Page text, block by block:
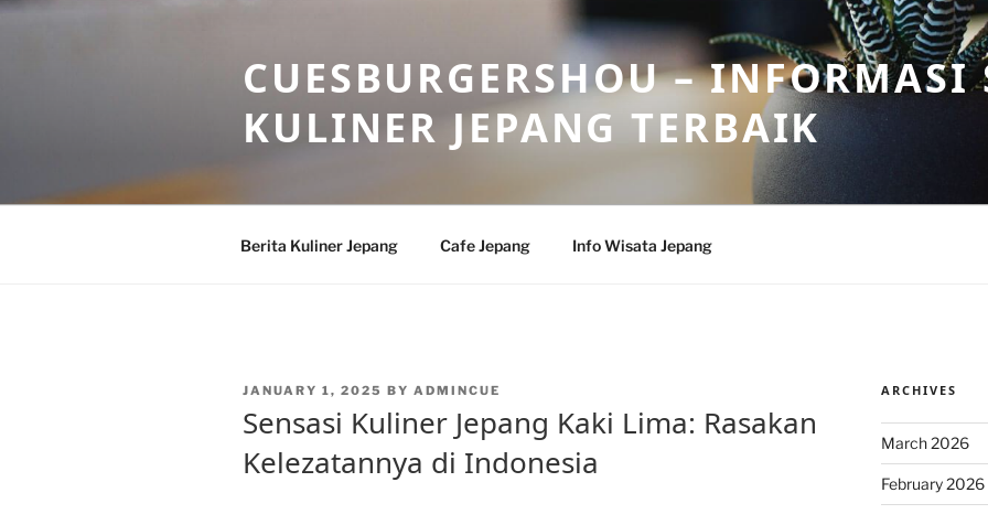
Skip
CUESBURGERSHOU – INFORMASI
KULINER JEPANG TERBAIK
Berita Kuliner Jepang Cafe Jepang Info Wisata Jepang
POSTED
JANUARY 1, 2025 BY ADMINCUE
Sensasi Kuliner Jepang Kaki Lima: Rasakan
Kelezatannya di Indonesia
ARCHIVES
March 2026
February 2026